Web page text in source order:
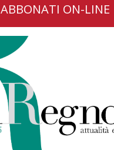
ABBONATI ON-LINE